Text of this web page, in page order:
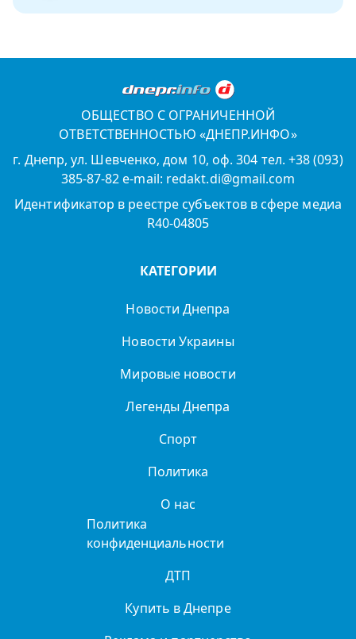
ОБЩЕСТВО С ОГРАНИЧЕННОЙ
ОТВЕТСТВЕННОСТЬЮ «ДНЕПР.ИНФО»
г. Днепр, ул. Шевченко, дом 10, оф. 304 тел. +38 (093)
385-87-82 e-mail: redakt.di@gmail.com
Идентификатор в реестре субъектов в сфере медиа
R40-04805
КАТЕГОРИИ
Новости Днепра
Новости Украины
Мировые новости
Легенды Днепра
Спорт
Политика
О нас
Политика
конфиденциальности
ДТП
Купить в Днепре